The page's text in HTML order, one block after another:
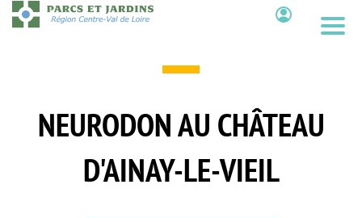
Aller
au
NEURODON AU CHÂTEAU
D'AINAY-LE-VIEIL